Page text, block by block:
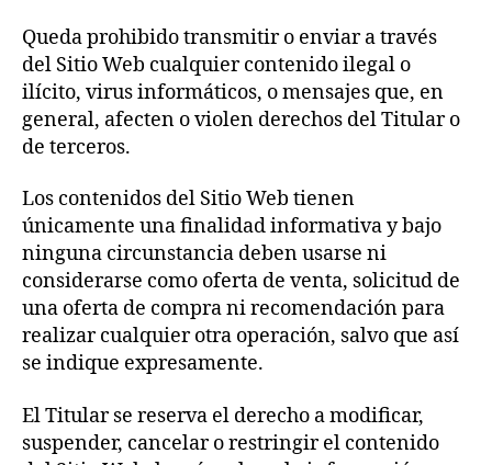
Queda prohibido transmitir o enviar a través
del Sitio Web cualquier contenido ilegal o
ilícito, virus informáticos, o mensajes que, en
general, afecten o violen derechos del Titular o
de terceros.
Los contenidos del Sitio Web tienen
únicamente una finalidad informativa y bajo
ninguna circunstancia deben usarse ni
considerarse como oferta de venta, solicitud de
una oferta de compra ni recomendación para
realizar cualquier otra operación, salvo que así
se indique expresamente.
El Titular se reserva el derecho a modificar,
suspender, cancelar o restringir el contenido